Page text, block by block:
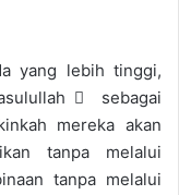
yang lebih tinggi,
 sebagai
mereka akan
tanpa melalui
tanpa melalui